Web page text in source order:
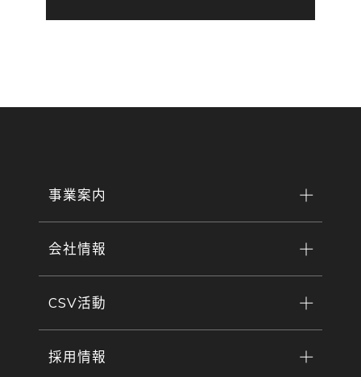
事業案内
会社情報
CSV活動
採用情報